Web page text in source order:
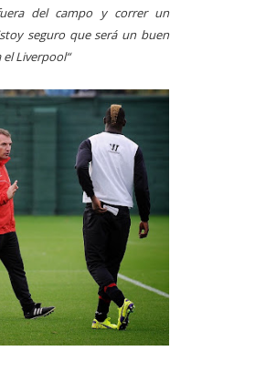
del campo y correr un
seguro que será un buen
Liverpool“